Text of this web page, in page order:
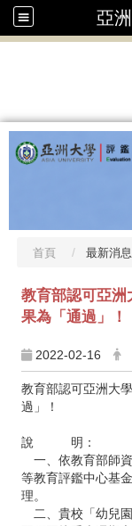
亞
首頁 最新消息
教育部認可亞洲
果為「通過」！
2022-02-16
教育部認可亞洲大
過」！
說 明：
一、依教育部師
等教育評鑑中心基
理。
二、貴校「幼兒